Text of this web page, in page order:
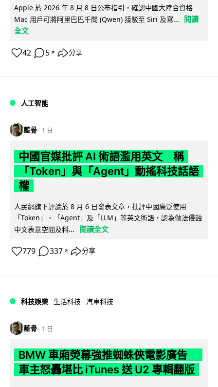
Apple 於 2026 年 8 月 8 日公布指引，確認中國大陸合資格
Mac 用戶可將阿里巴巴千問 (Qwen) 接駁至 Siri 及寫...
閱讀
全文
42 5 ↗ 分享
人工智能
藍骨 1 日
中國官媒批評 AI 術語濫用英文 稱
「Token」與「Agent」動搖科技話語
權
人民網旗下評論於 8 月 6 日發表文章，批評中國廣泛使用
「Token」、「Agent」及「LLM」等英文術語，認為做法侵蝕
中文表意空間及科...
閱讀全文
779 337 ↗ 分享
科技娛樂 生活科技 汽車科技
藍骨 1 日
BMW 車廂熒幕強推蜘蛛俠電影廣告
車主怒轟堪比 iTunes 送 U2 專輯翻版